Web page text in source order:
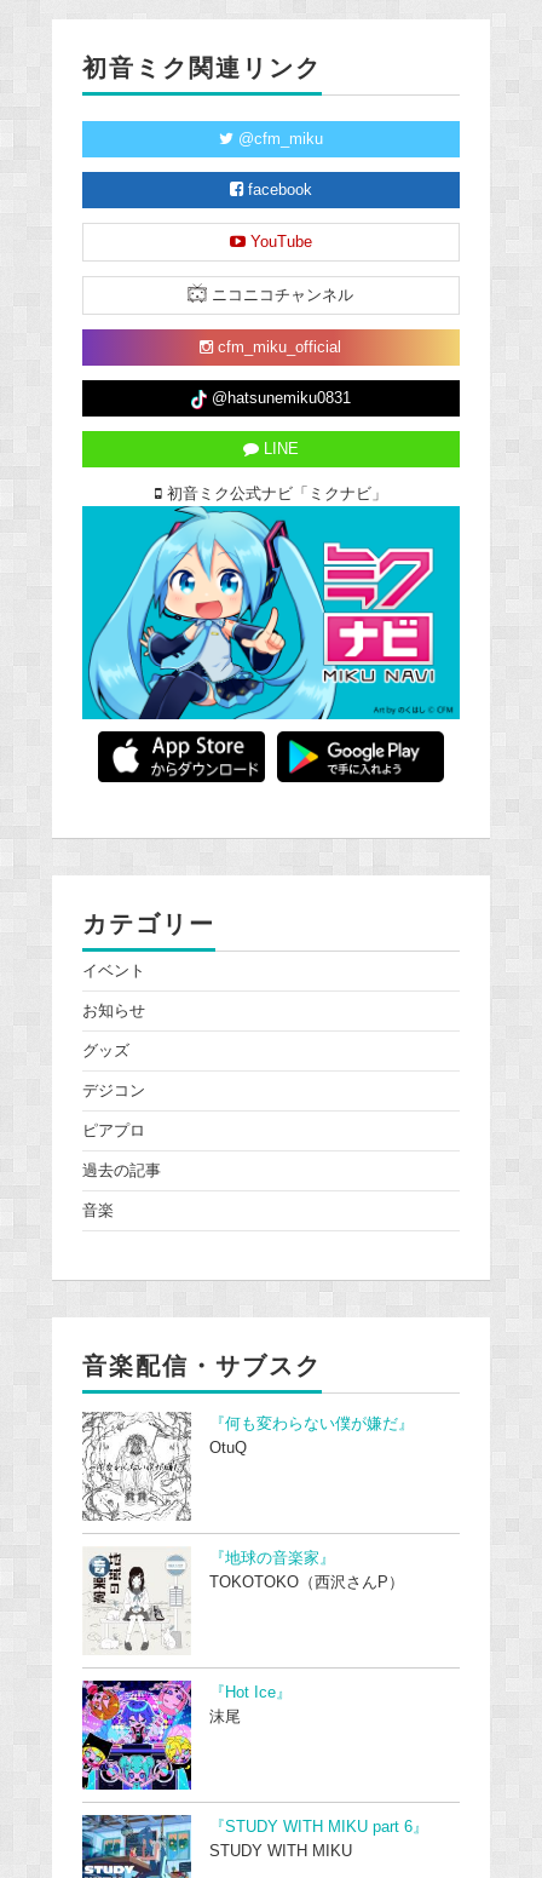
初音ミク関連リンク
@cfm_miku
facebook
YouTube
ニコニコチャンネル
cfm_miku_official
@hatsunemiku0831
LINE
初音ミク公式ナビ「ミクナビ」
カテゴリー
イベント
お知らせ
グッズ
デジコン
ピアプロ
過去の記事
音楽
音楽配信・サブスク
『何も変わらない僕が嫌だ』
OtuQ
『地球の音楽家』
TOKOTOKO（西沢さんP）
『Hot Ice』
沫尾
『STUDY WITH MIKU part 6』
STUDY WITH MIKU